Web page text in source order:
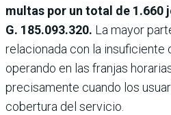
multas por un total de 1.660
G. 185.093.320. La mayor
relacionada con la
operando en las franjas
precisamente cuando los
cobertura del servicio.